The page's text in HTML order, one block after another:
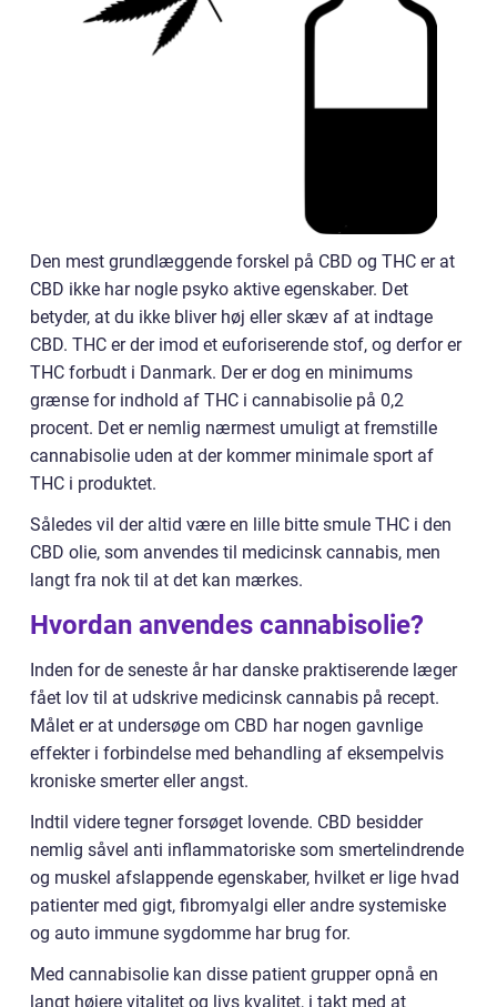
Den mest grundlæggende forskel på CBD og THC er at
CBD ikke har nogle psyko aktive egenskaber. Det
betyder, at du ikke bliver høj eller skæv af at indtage
CBD. THC er der imod et euforiserende stof, og derfor er
THC forbudt i Danmark. Der er dog en minimums
grænse for indhold af THC i cannabisolie på 0,2
procent. Det er nemlig nærmest umuligt at fremstille
cannabisolie uden at der kommer minimale sport af
THC i produktet.
Således vil der altid være en lille bitte smule THC i den
CBD olie, som anvendes til medicinsk cannabis, men
langt fra nok til at det kan mærkes.
Hvordan anvendes cannabisolie?
Inden for de seneste år har danske praktiserende læger
fået lov til at udskrive medicinsk cannabis på recept.
Målet er at undersøge om CBD har nogen gavnlige
effekter i forbindelse med behandling af eksempelvis
kroniske smerter eller angst.
Indtil videre tegner forsøget lovende. CBD besidder
nemlig såvel anti inflammatoriske som smertelindrende
og muskel afslappende egenskaber, hvilket er lige hvad
patienter med gigt, fibromyalgi eller andre systemiske
og auto immune sygdomme har brug for.
Med cannabisolie kan disse patient grupper opnå en
langt højere vitalitet og livs kvalitet, i takt med at